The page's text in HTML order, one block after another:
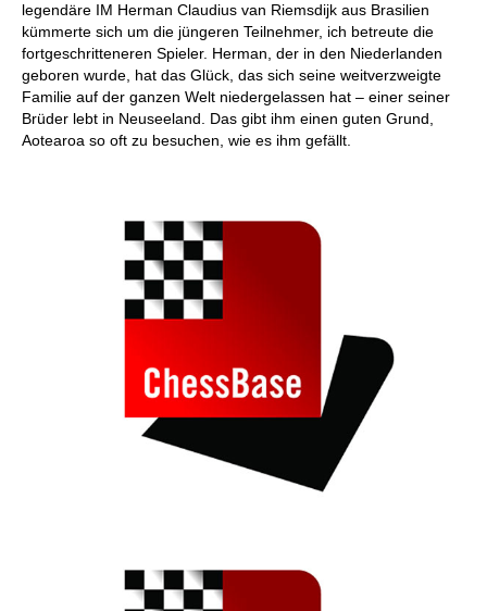
legendäre IM Herman Claudius van Riemsdijk aus Brasilien
kümmerte sich um die jüngeren Teilnehmer, ich betreute die
fortgeschritteneren Spieler. Herman, der in den Niederlanden
geboren wurde, hat das Glück, das sich seine weitverzweigte
Familie auf der ganzen Welt niedergelassen hat – einer seiner
Brüder lebt in Neuseeland. Das gibt ihm einen guten Grund,
Aotearoa so oft zu besuchen, wie es ihm gefällt.